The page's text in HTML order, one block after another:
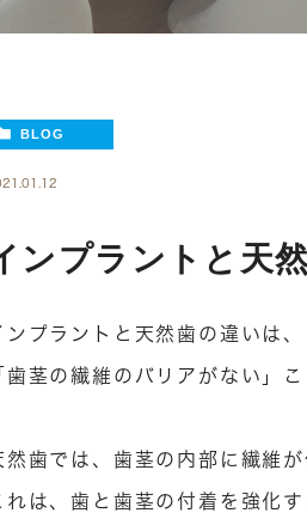
BLOG
ンプラントと天
ンプラントと天然歯の違いは、
歯茎の繊維のバリアがない」こ
然歯では、歯茎の内部に繊維
れは、歯と歯茎の付着を強化